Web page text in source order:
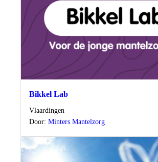
Bikkel Lab
Locatie
Vlaardingen
Door: Minters Mantelzorg